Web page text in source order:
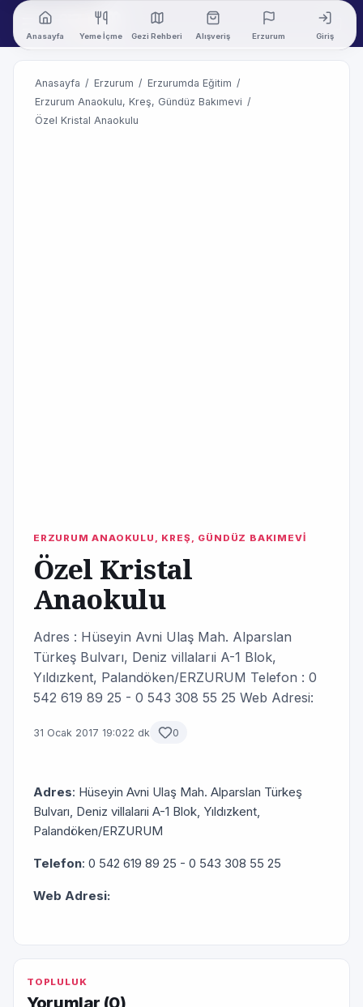
Anasayfa Yeme İçme Gezi Rehberi Alışveriş Erzurum Giriş
Anasayfa / Erzurum / Erzurumda Eğitim /
Erzurum Anaokulu, Kreş, Gündüz Bakımevi /
Özel Kristal Anaokulu
ERZURUM ANAOKULU, KREŞ, GÜNDÜZ BAKIMEVI
Özel Kristal
Anaokulu
Adres : Hüseyin Avni Ulaş Mah. Alparslan
Türkeş Bulvarı, Deniz villalarıi A-1 Blok,
Yıldızkent, Palandöken/ERZURUM Telefon : 0
542 619 89 25 - 0 543 308 55 25 Web Adresi:
31 Ocak 2017 19:022 dk 0
Adres: Hüseyin Avni Ulaş Mah. Alparslan Türkeş
Bulvarı, Deniz villalarıi A-1 Blok, Yıldızkent,
Palandöken/ERZURUM
Telefon: 0 542 619 89 25 - 0 543 308 55 25
Web Adresi:
TOPLULUK
Yorumlar (0)